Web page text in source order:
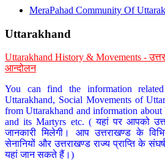
MeraPahad Community Of
Uttarakhand
Uttarakhand History & Movements -
आन्दोलन
You can find the information
Uttarakhand, Social Movements of
from Uttarakhand and information about
and its Martyrs etc. ( यहां पर आपको
जानकारी मिलेगी। आप उत्तराखण्ड के
सेनानियों और उत्तराखण्ड राज्य प्राप्ति के
यहां जान सकते हैं।)